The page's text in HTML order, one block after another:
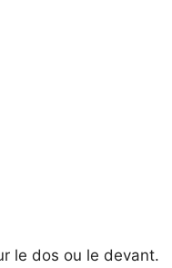
le dos ou le devant.